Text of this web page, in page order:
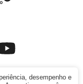
desempenho e